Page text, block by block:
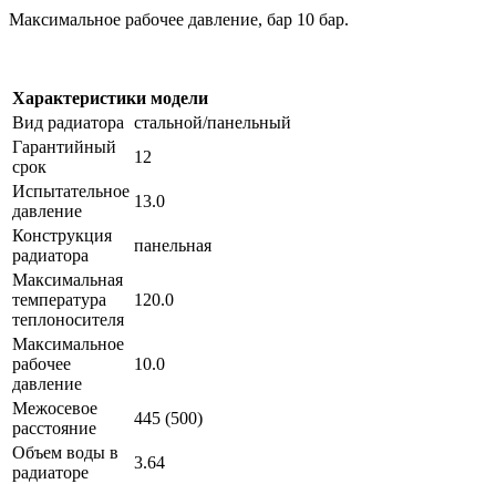
Максимальное рабочее давление, бар 10 бар.
Характеристики модели
Вид радиатора стальной/панельный
Гарантийный
срок
12
Испытательное
давление
13.0
Конструкция
радиатора
панельная
Максимальная
температура
теплоносителя
120.0
Максимальное
рабочее
давление
10.0
Межосевое
расстояние
445 (500)
Объем воды в
радиаторе
3.64